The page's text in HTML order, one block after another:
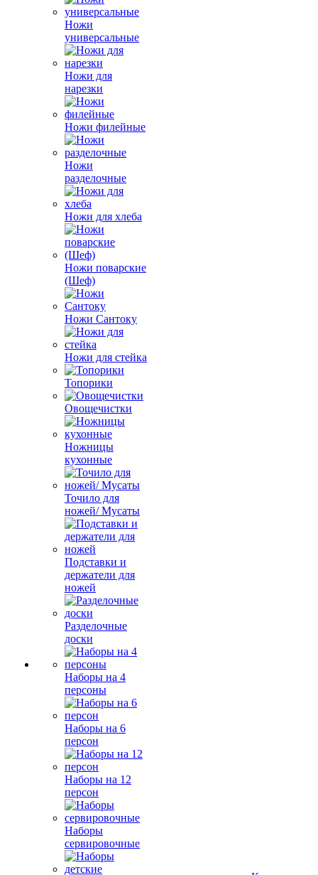
Ножи
универсальные
Ножи для
нарезки
Ножи филейные
Ножи
разделочные
Ножи для хлеба
Ножи поварские
(Шеф)
Ножи Сантоку
Ножи для стейка
Топорики
Овощечистки
Ножницы
кухонные
Точило для
ножей/ Мусаты
Подставки и
держатели для
ножей
Разделочные
доски
Наборы на 4
персоны
Наборы на 6
персон
Наборы на 12
персон
Наборы
сервировочные